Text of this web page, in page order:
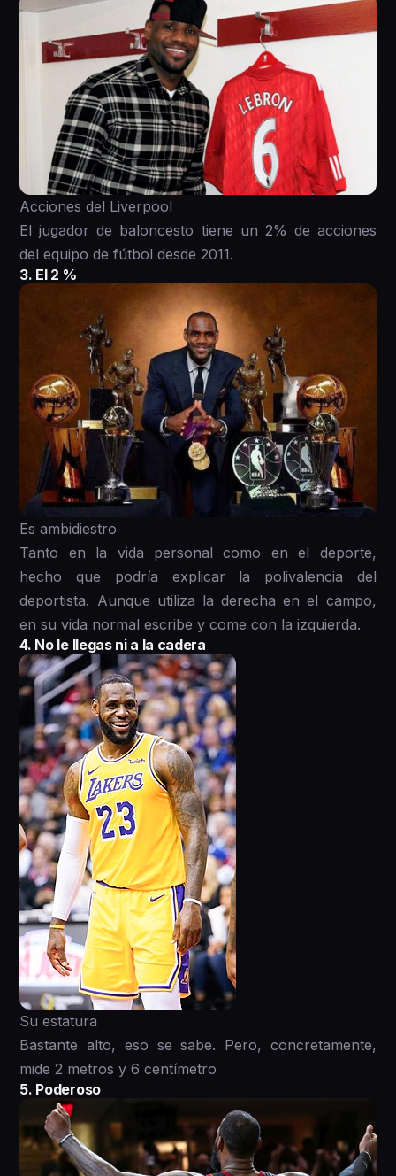
Acciones del Liverpool
El jugador de baloncesto tiene un 2% de acciones
del equipo de fútbol desde 2011.
3. El 2 %
Es ambidiestro
Tanto en la vida personal como en el deporte,
hecho que podría explicar la polivalencia del
deportista. Aunque utiliza la derecha en el campo,
en su vida normal escribe y come con la izquierda.
4. No le llegas ni a la cadera
Su estatura
Bastante alto, eso se sabe. Pero, concretamente,
mide 2 metros y 6 centímetro
5. Poderoso